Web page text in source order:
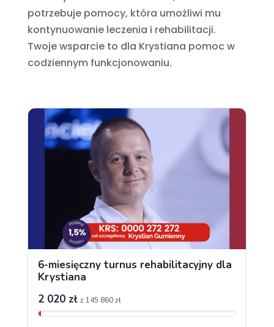
potrzebuje pomocy, która umożliwi mu
kontynuowanie leczenia i rehabilitacji.
Twoje wsparcie to dla Krystiana pomoc w
codziennym funkcjonowaniu.